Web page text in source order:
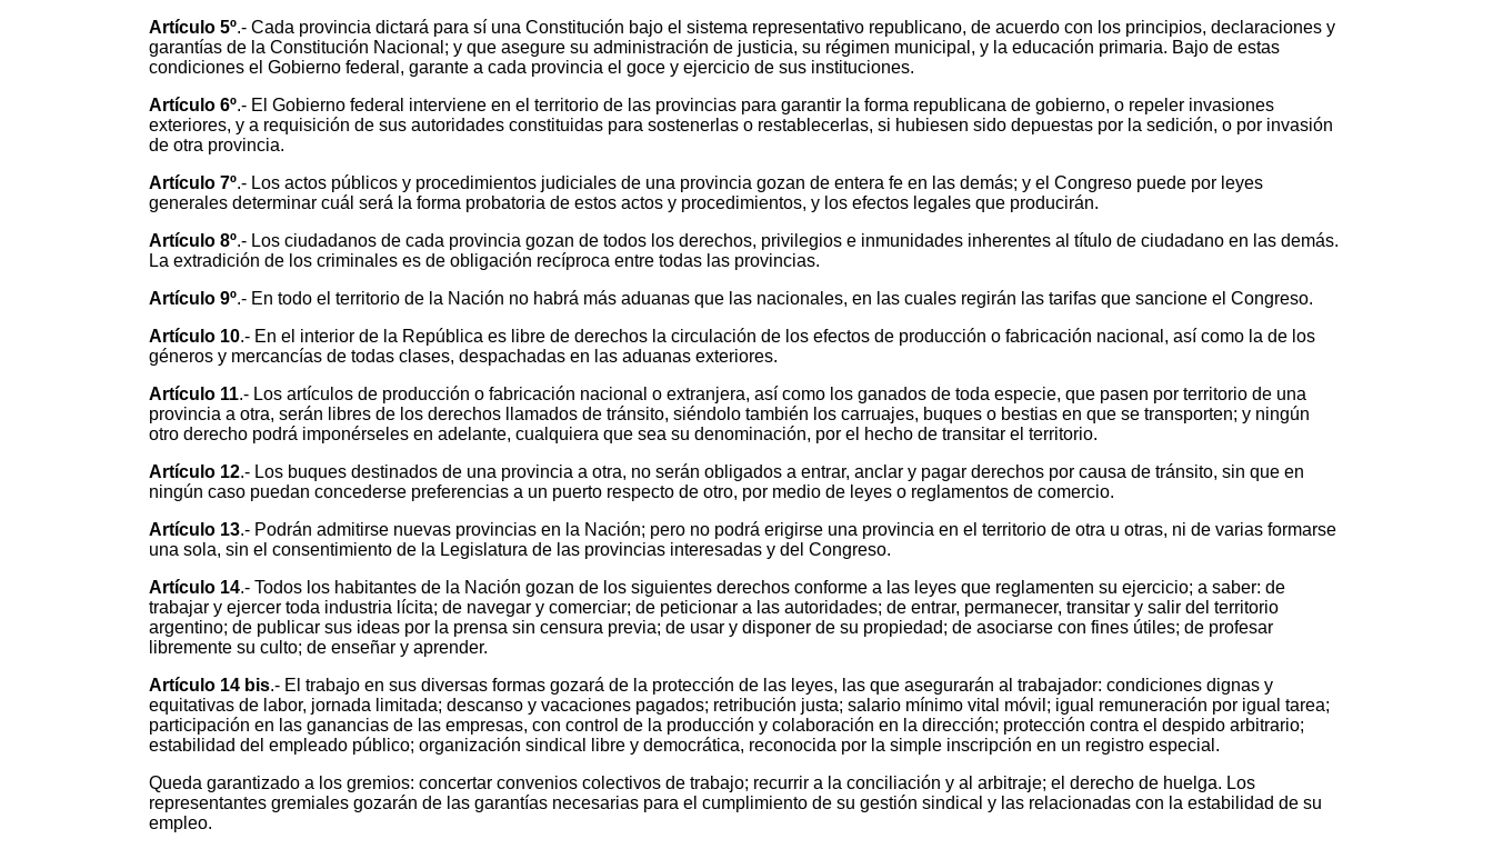
Artículo 5º.- Cada provincia dictará para sí una Constitución bajo el sistema representativo republicano, de acuerdo con los principios, declaraciones y
garantías de la Constitución Nacional; y que asegure su administración de justicia, su régimen municipal, y la educación primaria. Bajo de estas
condiciones el Gobierno federal, garante a cada provincia el goce y ejercicio de sus instituciones.
Artículo 6º.- El Gobierno federal interviene en el territorio de las provincias para garantir la forma republicana de gobierno, o repeler invasiones
exteriores, y a requisición de sus autoridades constituidas para sostenerlas o restablecerlas, si hubiesen sido depuestas por la sedición, o por invasión
de otra provincia.
Artículo 7º.- Los actos públicos y procedimientos judiciales de una provincia gozan de entera fe en las demás; y el Congreso puede por leyes
generales determinar cuál será la forma probatoria de estos actos y procedimientos, y los efectos legales que producirán.
Artículo 8º.- Los ciudadanos de cada provincia gozan de todos los derechos, privilegios e inmunidades inherentes al título de ciudadano en las demás.
La extradición de los criminales es de obligación recíproca entre todas las provincias.
Artículo 9º.- En todo el territorio de la Nación no habrá más aduanas que las nacionales, en las cuales regirán las tarifas que sancione el Congreso.
Artículo 10.- En el interior de la República es libre de derechos la circulación de los efectos de producción o fabricación nacional, así como la de los
géneros y mercancías de todas clases, despachadas en las aduanas exteriores.
Artículo 11.- Los artículos de producción o fabricación nacional o extranjera, así como los ganados de toda especie, que pasen por territorio de una
provincia a otra, serán libres de los derechos llamados de tránsito, siéndolo también los carruajes, buques o bestias en que se transporten; y ningún
otro derecho podrá imponérseles en adelante, cualquiera que sea su denominación, por el hecho de transitar el territorio.
Artículo 12.- Los buques destinados de una provincia a otra, no serán obligados a entrar, anclar y pagar derechos por causa de tránsito, sin que en
ningún caso puedan concederse preferencias a un puerto respecto de otro, por medio de leyes o reglamentos de comercio.
Artículo 13.- Podrán admitirse nuevas provincias en la Nación; pero no podrá erigirse una provincia en el territorio de otra u otras, ni de varias formarse
una sola, sin el consentimiento de la Legislatura de las provincias interesadas y del Congreso.
Artículo 14.- Todos los habitantes de la Nación gozan de los siguientes derechos conforme a las leyes que reglamenten su ejercicio; a saber: de
trabajar y ejercer toda industria lícita; de navegar y comerciar; de peticionar a las autoridades; de entrar, permanecer, transitar y salir del territorio
argentino; de publicar sus ideas por la prensa sin censura previa; de usar y disponer de su propiedad; de asociarse con fines útiles; de profesar
libremente su culto; de enseñar y aprender.
Artículo 14 bis.- El trabajo en sus diversas formas gozará de la protección de las leyes, las que asegurarán al trabajador: condiciones dignas y
equitativas de labor, jornada limitada; descanso y vacaciones pagados; retribución justa; salario mínimo vital móvil; igual remuneración por igual tarea;
participación en las ganancias de las empresas, con control de la producción y colaboración en la dirección; protección contra el despido arbitrario;
estabilidad del empleado público; organización sindical libre y democrática, reconocida por la simple inscripción en un registro especial.
Queda garantizado a los gremios: concertar convenios colectivos de trabajo; recurrir a la conciliación y al arbitraje; el derecho de huelga. Los
representantes gremiales gozarán de las garantías necesarias para el cumplimiento de su gestión sindical y las relacionadas con la estabilidad de su
empleo.